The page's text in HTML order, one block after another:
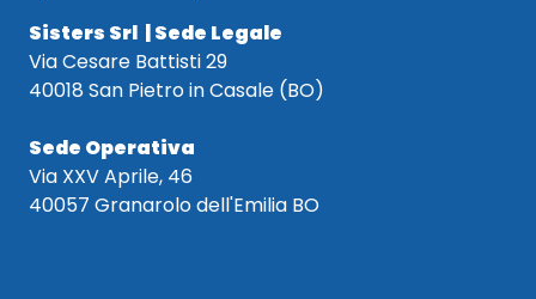
Sisters Srl | Sede Legale
Via Cesare Battisti 29
40018 San Pietro in Casale (BO)
Sede Operativa
Via XXV Aprile, 46
40057 Granarolo dell'Emilia BO